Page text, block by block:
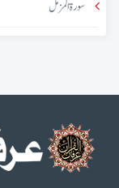
سورۃ المزمل